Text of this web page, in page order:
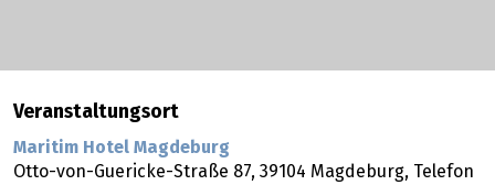
Veranstaltungsort
Maritim Hotel Magdeburg
Otto-von-Guericke-Straße 87, 39104 Magdeburg, Telefon